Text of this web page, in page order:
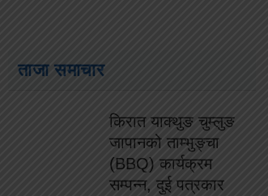
ताजा समाचार
किरात याक्थुङ चुम्लुङ
जापानको ताम्भुङ्चा
(BBQ) कार्यक्रम
सम्पन्न, दुई पत्रकार